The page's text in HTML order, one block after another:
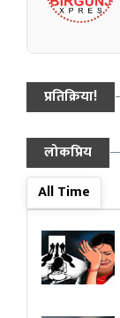
प्रतिक्रिया!
लोकप्रिय
All Time